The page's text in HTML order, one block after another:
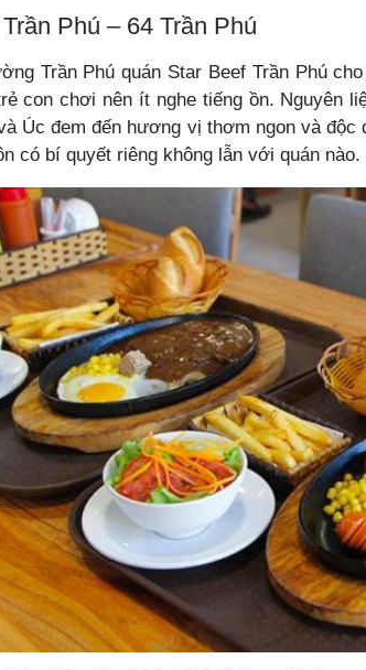
Phú – 64 Trần Phú
Trần Phú quán Star Beef Trần Phú
con chơi nên ít nghe tiếng ồn. Nguyên
Úc đem đến hương vị thơm ngon và
có bí quyết riêng không lẫn với quán nào.